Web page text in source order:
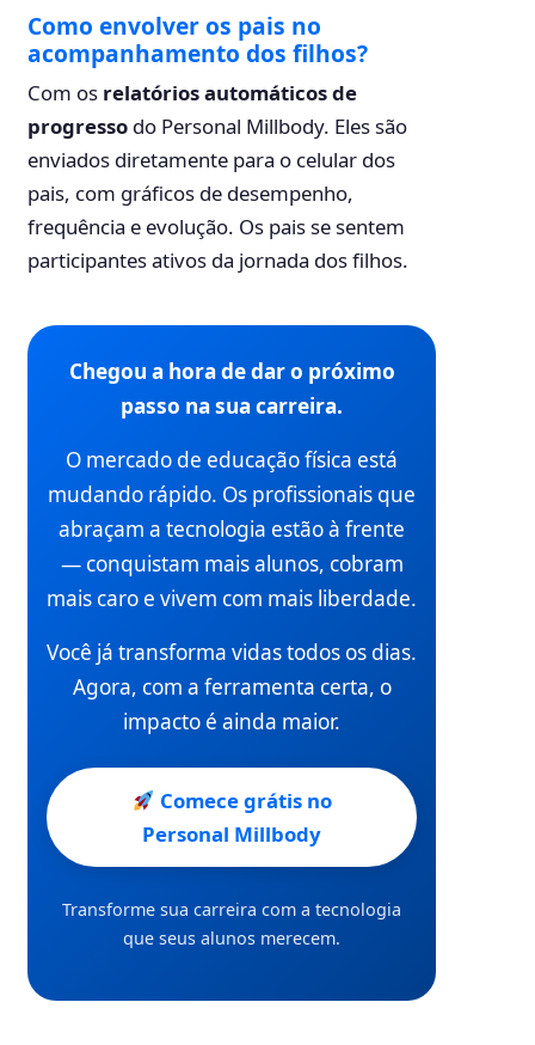
Como envolver os pais no
acompanhamento dos filhos?
Com os relatórios automáticos de
progressodo Personal Millbody. Eles são
enviados diretamente para o celular dos
pais, com gráficos de desempenho,
frequência e evolução. Os pais se sentem
participantes ativos da jornada dos filhos.
Chegou a hora de dar o próximo
passo na sua carreira.
O mercado de educação física está
mudando rápido. Os profissionais que
abraçam a tecnologia estão à frente
— conquistam mais alunos, cobram
mais caro e vivem com mais liberdade.
Você já transforma vidas todos os dias.
Agora, com a ferramenta certa, o
impacto é ainda maior.
Comece grátis no
Personal Millbody
Transforme sua carreira com a tecnologia
que seus alunos merecem.